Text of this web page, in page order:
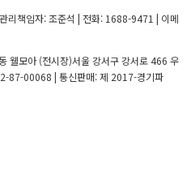
리책임자: 조준석 | 전화: 1688-9471 | 이메
웰모아 (전시장)서울 강서구 강서로 466 우
87-00068 | 통신판매:제 2017-경기파